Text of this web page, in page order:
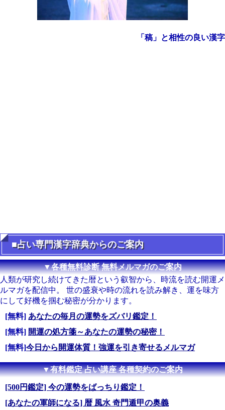
「稿」と相性の良い漢字
■占い専門漢字辞典からのご案内
▼各種無料診断 無料メルマガのご案内
人類が研究し続けてきた暦という叡智から、時流を読む開運メ
ルマガを配信中。 世の盛衰や時の流れを読み解き、運を味方
にして好機を掴む秘密が分かります。
[無料] あなたの毎月の運勢をズバリ鑑定！
[無料] 開運の処方箋～あなたの運勢の秘密！
[無料]今日から開運体質！強運を引き寄せるメルマガ
▼有料鑑定 占い講座 各種契約のご案内
[500円鑑定] 今の運勢をばっちり鑑定！
[あなたの軍師になる] 暦 風水 奇門遁甲の奥義